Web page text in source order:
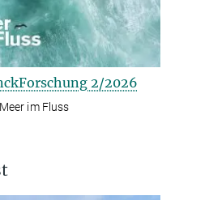
2/2026
im Fluss